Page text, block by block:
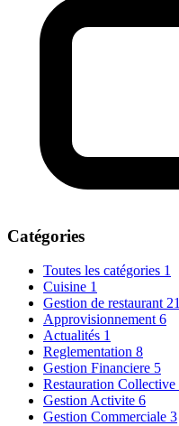
Catégories
Toutes les catégories 1
Cuisine 1
Gestion de restaurant 21
Approvisionnement 6
Actualités 1
Reglementation 8
Gestion Financiere 5
Restauration Collective
Gestion Activite 6
Gestion Commerciale 3